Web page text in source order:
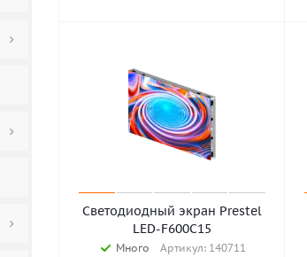
Светодиодный экран Prestel
LED-F600C15
Много Артикул: 140711